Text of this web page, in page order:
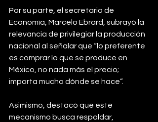
Por su parte, el secretario de
Economía, Marcelo Ebrard, subrayó la
relevancia de privilegiar la producción
nacional al señalar que “lo preferente
es comprar lo que se produce en
México, no nada más el precio;
importa mucho dónde se hace”.
Asimismo, destacó que este
mecanismo busca respaldar,